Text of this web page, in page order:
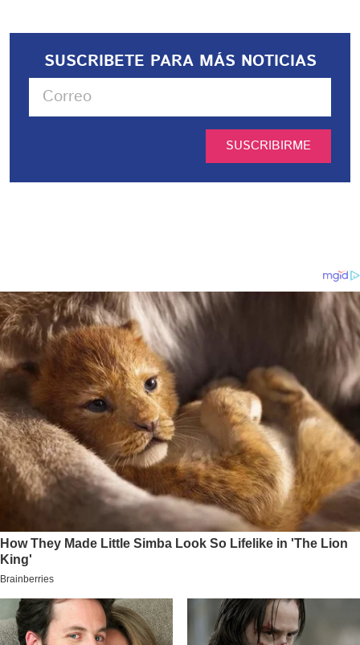
SUSCRIBETE PARA MÁS NOTICIAS
SUSCRIBIRME